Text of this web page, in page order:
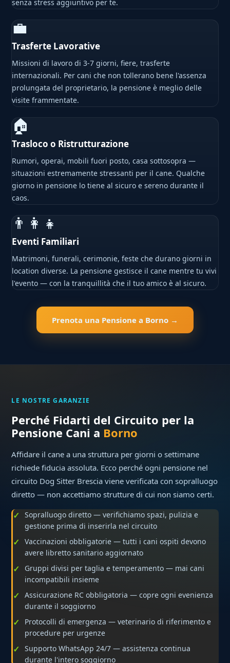
senza stress aggiuntivo per te.
💼
Trasferte Lavorative
Missioni di lavoro di 3-7 giorni, fiere, trasferte
internazionali. Per cani che non tollerano bene l'assenza
prolungata del proprietario, la pensione è meglio delle
visite frammentate.
🏠
Trasloco o Ristrutturazione
Rumori, operai, mobili fuori posto, casa sottosopra —
situazioni estremamente stressanti per il cane. Qualche
giorno in pensione lo tiene al sicuro e sereno durante il
caos.
👨‍👩‍👧
Eventi Familiari
Matrimoni, funerali, cerimonie, feste che durano giorni in
location diverse. La pensione gestisce il cane mentre tu vivi
l'evento — con la tranquillità che il tuo amico è al sicuro.
Prenota una Pensione a Borno →
LE NOSTRE GARANZIE
Perché Fidarti del Circuito per la
Pensione Cani a Borno
Affidare il cane a una struttura per giorni o settimane
richiede fiducia assoluta. Ecco perché ogni pensione nel
circuito Dog Sitter Brescia viene verificata con sopralluogo
diretto — non accettiamo strutture di cui non siamo certi.
Sopralluogo diretto — verifichiamo spazi, pulizia e
gestione prima di inserirla nel circuito
Vaccinazioni obbligatorie — tutti i cani ospiti devono
avere libretto sanitario aggiornato
Gruppi divisi per taglia e temperamento — mai cani
incompatibili insieme
Assicurazione RC obbligatoria — copre ogni evenienza
durante il soggiorno
Protocolli di emergenza — veterinario di riferimento e
procedure per urgenze
Supporto WhatsApp 24/7 — assistenza continua
durante l'intero soggiorno